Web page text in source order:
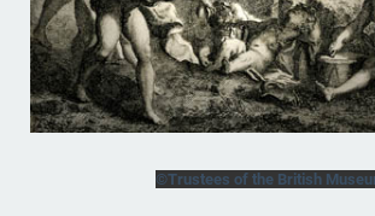
©Trustees of the British